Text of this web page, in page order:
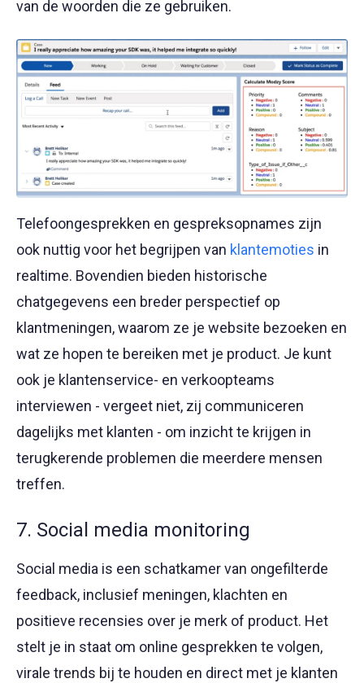
van de woorden die ze gebruiken.
Telefoongesprekken en gespreksopnames zijn
ook nuttig voor het begrijpen van klantemoties in
realtime. Bovendien bieden historische
chatgegevens een breder perspectief op
klantmeningen, waarom ze je website bezoeken en
wat ze hopen te bereiken met je product. Je kunt
ook je klantenservice- en verkoopteams
interviewen - vergeet niet, zij communiceren
dagelijks met klanten - om inzicht te krijgen in
terugkerende problemen die meerdere mensen
treffen.
7. Social media monitoring
Social media is een schatkamer van ongefilterde
feedback, inclusief meningen, klachten en
positieve recensies over je merk of product. Het
stelt je in staat om online gesprekken te volgen,
virale trends bij te houden en direct met je klanten